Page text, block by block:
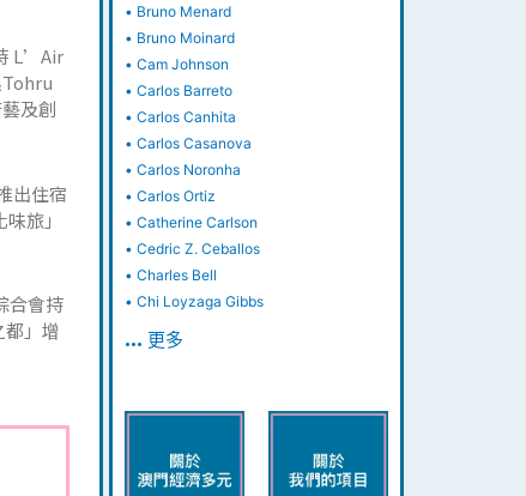
L’Air
及創
出住宿
旅」
合會持
」增
• Bruno Menard
• Bruno Moinard
•Cam Johnson
•Carlos Barreto
•Carlos Canhita
•Carlos Casanova
•Carlos Noronha
•Carlos Ortiz
•Catherine Carlson
•Cedric Z. Ceballos
•Charles Bell
•Chi Loyzaga Gibbs
… 更多